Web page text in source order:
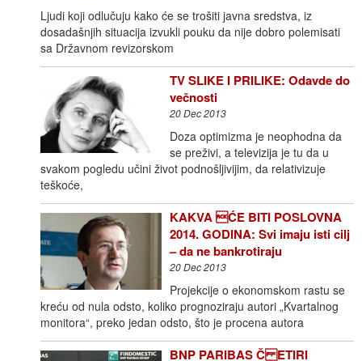
Ljudi koji odlučuju kako će se trošiti javna sredstva, iz
dosadašnjih situacija izvukli pouku da nije dobro polemisati
sa Državnom revizorskom
TV SLIKE I PRILIKE: Odavde do
večnosti
20 Dec 2013
Doza optimizma je neophodna da
se preživi, a televizija je tu da u
svakom pogledu učini život podnošljivijim, da relativizuje
teškoće,
KAKVA ĆE BITI POSLOVNA
2014. GODINA: Svi imaju isti cilj
– da ne bankrotiraju
20 Dec 2013
Projekcije o ekonomskom rastu se
kreću od nula odsto, koliko prognoziraju autori „Kvartalnog
monitora“, preko jedan odsto, što je procena autora
BNP PARIBAS Č ETIRI